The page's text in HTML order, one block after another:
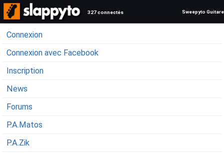
327 connectés Sweepyto Guitare
Connexion
Connexion avec Facebook
Inscription
News
Forums
P.A.Matos
P.A.Zik